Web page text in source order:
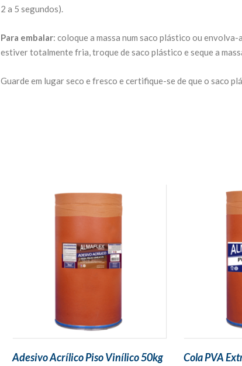
2 a 5 segundos).
Para embalar: coloque a massa num saco plástico ou
estiver totalmente fria, troque de saco plástico e seque a
Guarde em lugar seco e fresco e certifique-se de que o saco
Adesivo Acrílico Piso Vinílico 50kg
Cola PVA